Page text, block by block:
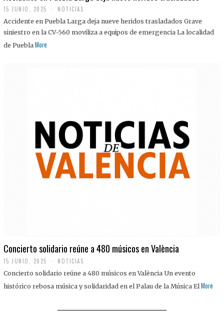
15 JUNIO, 2025 NOTICIAS
Accidente en Puebla Larga deja nueve heridos trasladados Grave
siniestro en la CV-560 moviliza a equipos de emergencia La localidad
de Puebla More
Concierto solidario reúne a 480 músicos en València
15 JUNIO, 2025 NOTICIAS
Concierto solidario reúne a 480 músicos en València Un evento
histórico rebosa música y solidaridad en el Palau de la Música El More